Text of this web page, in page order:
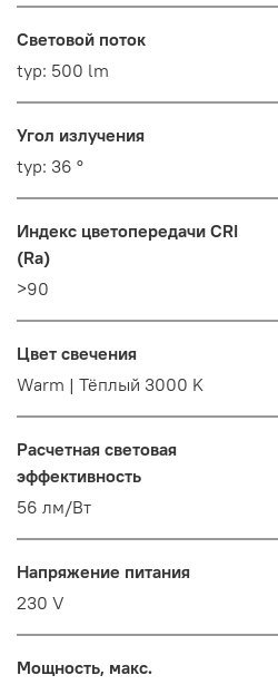
Световой поток
typ: 500 lm
Угол излучения
typ: 36 °
Индекс цветопередачи CRI
(Ra)
>90
Цвет свечения
Warm | Тёплый 3000 K
Расчетная световая
эффективность
56 лм/Вт
Напряжение питания
230 V
Мощность, макс.